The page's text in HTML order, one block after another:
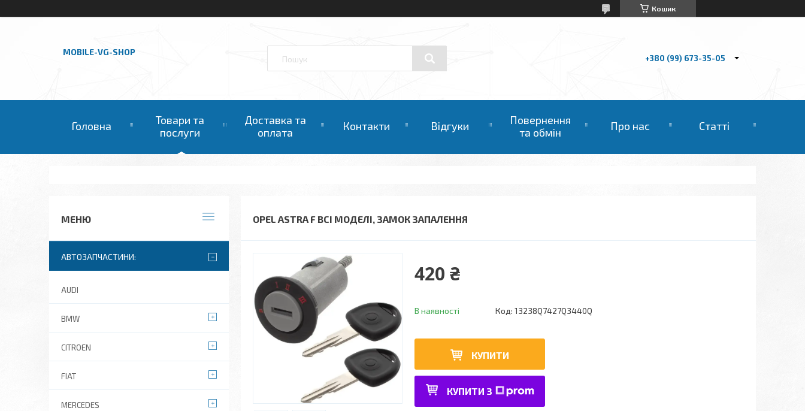
Кошик
MOBILE-VG-SHOP
+380 (99) 673-35-05
Головна
Товари та
послуги
Доставка та
оплата
Контакти Відгуки
Повернення
та обмін
Про нас Статті
OPEL ASTRA F ВСІ МОДЕЛІ, ЗАМОК ЗАПАЛЕННЯ
420 ₴
В наявності Код: 13238Q7427Q3440Q
КУПИТИ
КУПИТИ З
АВТОЗАПЧАСТИНИ:
AUDI
BMW
CITROEN
FIAT
MERCEDES